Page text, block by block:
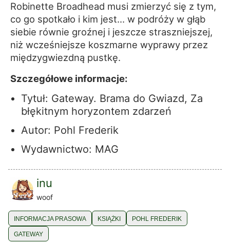
Robinette Broadhead musi zmierzyć się z tym,
co go spotkało i kim jest… w podróży w głąb
siebie równie groźnej i jeszcze straszniejszej,
niż wcześniejsze koszmarne wyprawy przez
międzygwiezdną pustkę.
Szczegółowe informacje:
Tytuł: Gateway. Brama do Gwiazd, Za
błękitnym horyzontem zdarzeń
Autor: Pohl Frederik
Wydawnictwo: MAG
inu
woof
INFORMACJA PRASOWA KSIĄŻKI POHL FREDERIK
GATEWAY